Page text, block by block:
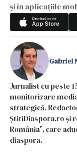
și în aplicațiile
Gabriel
Jurnalist cu peste
monitorizare
strategică.
ȘtiriDiaspora.ro și
România”, care
diaspora.